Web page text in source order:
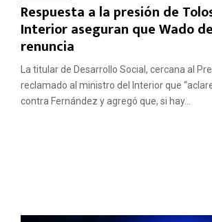
Respuesta a la presión de
Interior aseguran que Wado
renuncia
La titular de Desarrollo Social, cercana al
reclamado al ministro del Interior que
contra Fernández y agregó que, si hay...